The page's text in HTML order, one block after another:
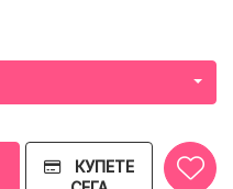
КУПЕТЕ